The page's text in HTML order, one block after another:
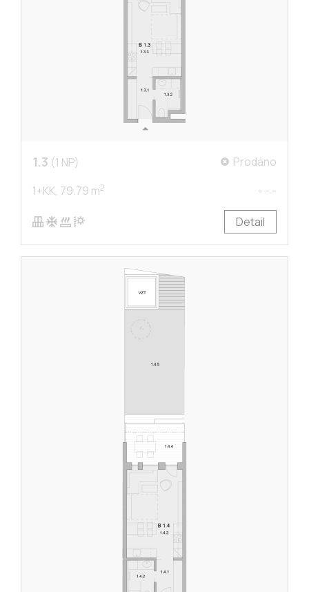
1.3 (1 NP)
Prodáno
1+KK, 79.79 m2 - - -
Detail